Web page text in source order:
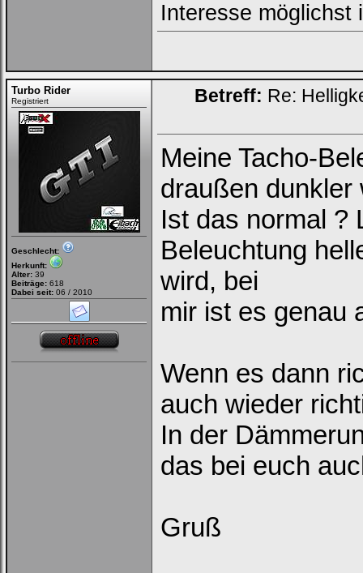
Interesse möglichst
Turbo Rider
Registriert
Geschlecht:
Herkunft:
Alter: 39
Beiträge: 618
Dabei seit: 06 / 2010
Betreff: Re:
Meine Tacho-
draußen dunkler
Ist das normal ?
Beleuchtung
wird, bei
mir ist es genau
Wenn es dann
auch wieder
In der
das bei euch
Gruß